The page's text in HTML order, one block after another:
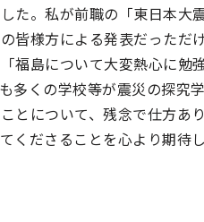
た。私が前職の「東日本大
皆様方による発表だっただ
福島について大変熱心に
多くの学校等が震災の探究
とについて、残念で仕方あ
くださることを心より期待し